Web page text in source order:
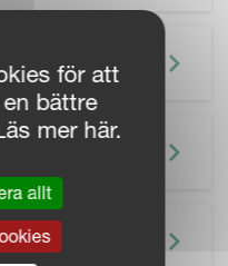
för att
bättre
mer här.
allt